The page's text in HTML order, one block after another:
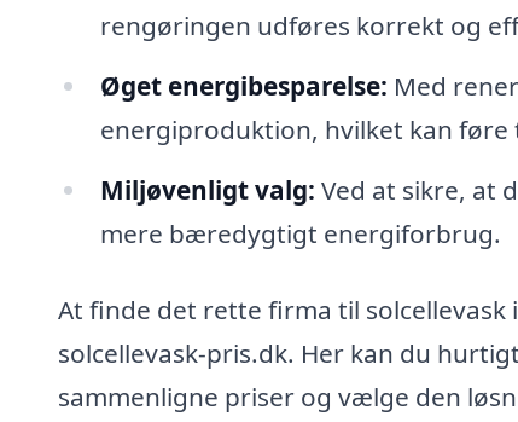
rengøringen udføres korrekt og
Øget energibesparelse: Med
energiproduktion, hvilket kan føre
Miljøvenligt valg: Ved at sikre, at
mere bæredygtigt energiforbrug.
At finde det rette firma til
solcellevask-pris.dk. Her kan du
sammenligne priser og vælge den